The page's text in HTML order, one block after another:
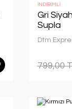
İNDİRİMLİ
Gri
Supla
Dtm
799,00